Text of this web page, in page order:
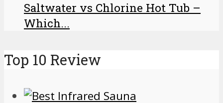
Saltwater vs Chlorine Hot Tub –
Which...
Top 10 Review